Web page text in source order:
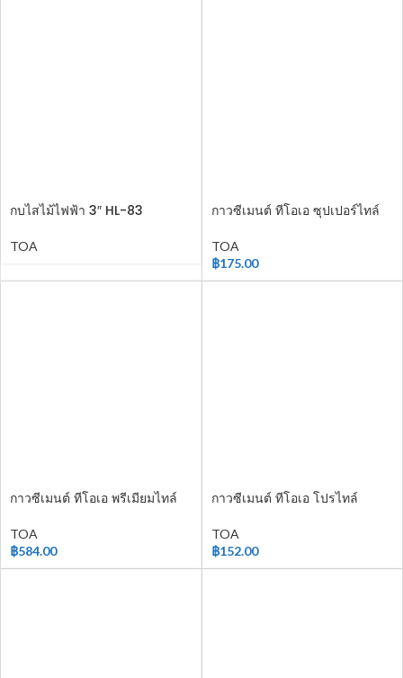
กบไสไม้ไฟฟ้า 3″ HL-83
TOA
กาวซีเมนต์ ทีโอเอ ซุปเปอร์ไทล์
TOA
฿175.00
กาวซีเมนต์ ทีโอเอ พรีเมียมไทล์
TOA
฿584.00
กาวซีเมนต์ ทีโอเอ โปรไทล์
TOA
฿152.00